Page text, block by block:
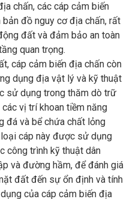
chấn, các cáp cảm biến
đồ nguy cơ địa chấn, rất
đất và đảm bảo an toàn
quan trọng.
cáp cảm biến địa chấn còn
dụng địa vật lý và kỹ thuật
sử dụng trong thăm dò trữ
vị trí khoan tiềm năng
đá và bể chứa chất lỏng
cáp này được sử dụng
công trình kỹ thuật dân
và đường hầm, để đánh giá
đất đến sự ổn định và tính
của cáp cảm biến địa